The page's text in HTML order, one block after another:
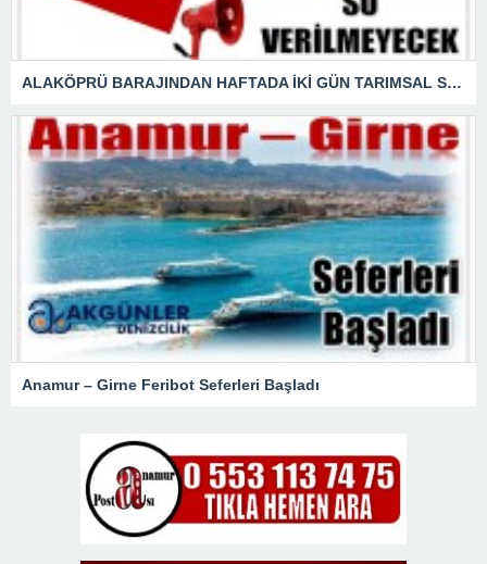
ALAKÖPRÜ BARAJINDAN HAFTADA İKİ GÜN TARIMSAL SULAMA SUYU VERİLEMEYECEK
Anamur – Girne Feribot Seferleri Başladı